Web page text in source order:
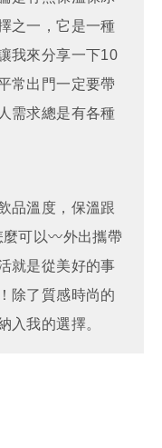
之一，它是一種
我來分享一下10
常出門一定要帶
需求總是有各種
品溫度，保溫跟
可以〰︎外出攜帶
就是從美好的事
除了質感時尚的
入我的選擇。